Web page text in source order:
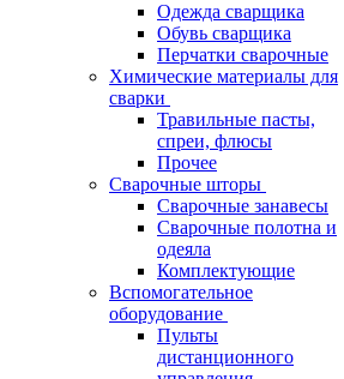
Одежда сварщика
Обувь сварщика
Перчатки сварочные
Химические материалы для
сварки
Травильные пасты,
спреи, флюсы
Прочее
Сварочные шторы
Сварочные занавесы
Сварочные полотна и
одеяла
Комплектующие
Вспомогательное
оборудование
Пульты
дистанционного